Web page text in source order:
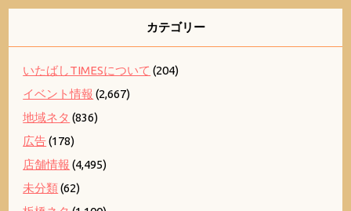
カテゴリー
いたばしTIMESについて (204)
イベント情報 (2,667)
地域ネタ (836)
広告(178)
店舗情報 (4,495)
未分類(62)